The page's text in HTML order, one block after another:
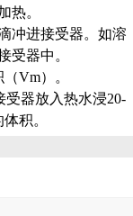
热。
冲进接受器。如溶
受器中。
Vm）。
受器放入热水浸20-
积。